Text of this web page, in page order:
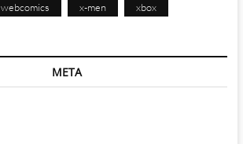
webcomics x-men xbox
META